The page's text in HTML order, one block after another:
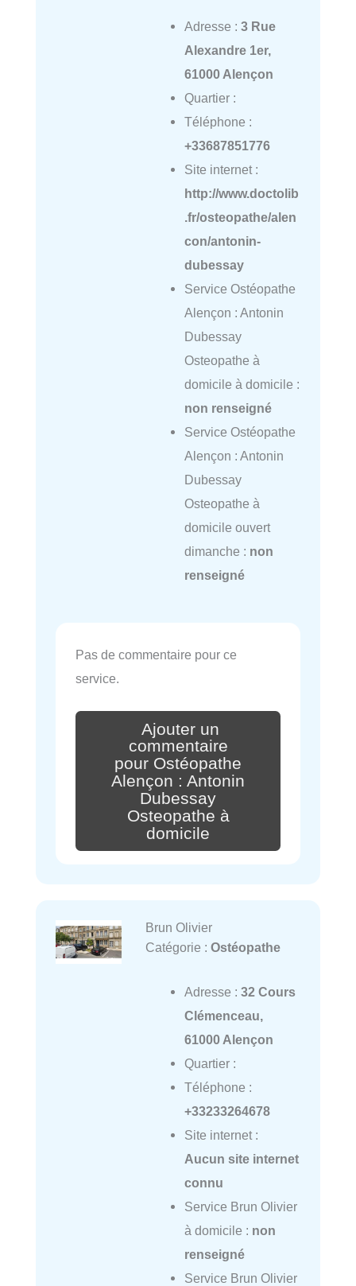
Adresse : 3 Rue
Alexandre 1er,
61000 Alençon
Quartier :
Téléphone :
+33687851776
Site internet :
http://www.doctolib
.fr/osteopathe/alen
con/antonin-
dubessay
Service Ostéopathe
Alençon : Antonin
Dubessay
Osteopathe à
domicile à domicile :
non renseigné
Service Ostéopathe
Alençon : Antonin
Dubessay
Osteopathe à
domicile ouvert
dimanche : non
renseigné
Pas de commentaire pour ce
service.
Ajouter un
commentaire
pour Ostéopathe
Alençon : Antonin
Dubessay
Osteopathe à
domicile
Brun Olivier
Catégorie : Ostéopathe
Adresse : 32 Cours
Clémenceau,
61000 Alençon
Quartier :
Téléphone :
+33233264678
Site internet :
Aucun site internet
connu
Service Brun Olivier
à domicile : non
renseigné
Service Brun Olivier